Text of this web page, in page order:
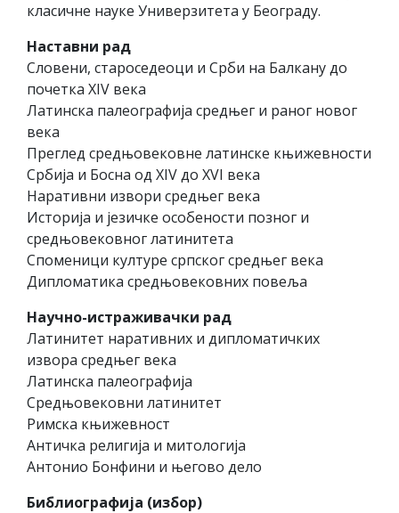
класичне науке Универзитета у Београду.
Наставни рад
Словени, староседеоци и Срби на Балкану до
почетка XIV века
Латинска палеографија средњег и раног новог
века
Преглед средњовековне латинске књижевности
Србија и Босна од XIV до XVI века
Наративни извори средњег века
Историја и језичке особености позног и
средњовековног латинитета
Споменици културе српског средњег века
Дипломатика средњовековних повеља
Научно-истраживачки рад
Латинитет наративних и дипломатичких
извора средњег века
Латинска палеографија
Средњовековни латинитет
Римска књижевност
Античка религија и митологија
Антонио Бонфини и његово дело
Библиографија (избор)